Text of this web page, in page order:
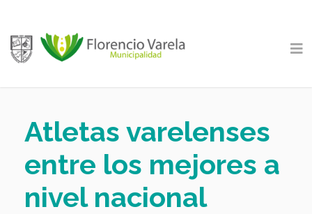
Atletas varelenses
entre los mejores a
nivel nacional